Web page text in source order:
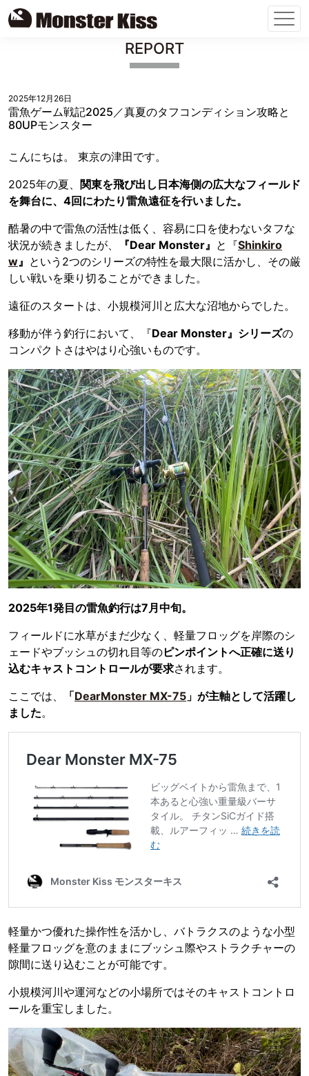
REPORT
2025年12月26日
雷魚ゲーム戦記2025／真夏のタフコンディション攻略と
80UPモンスター
こんにちは。 東京の津⽥です。
2025年の夏、 関東を飛び出し日本海側の広大なフィールド
を舞台に、4回にわたり雷魚遠征を行いました。
酷暑の中で雷魚の活性は低く、容易に口を使わないタフな
状況が続きましたが、
『Dear Monster』 と『Shinkiro
w』 という2つのシリーズの特性を最大限に活かし、その厳
しい戦いを乗り切ることができました。
遠征のスタートは、小規模河川と広大な沼地からでした。
移動が伴う釣行において、『Dear Monster』シリーズの
コンパクトさはやはり心強いものです。
2025年1発目の雷魚釣行は7月中旬。
フィールドに水草がまだ少なく、軽量フロッグを岸際のシ
ェードやブッシュの切れ目等のピンポイントへ正確に送り
込むキャストコントロールが要求されます。
ここでは、
「DearMonster MX-75 」が主軸として活躍し
ました。
軽量かつ優れた操作性を活かし、バトラクスのような小型
軽量フロッグを意のままにブッシュ際やストラクチャーの
隙間に送り込むことが可能です。
小規模河川や運河などの小場所ではそのキャストコントロ
ールを重宝しました。